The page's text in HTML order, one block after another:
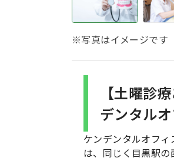
※写真はイメージです
【土曜診
デンタル
ケンデンタルオフ
は、同じく目黒駅